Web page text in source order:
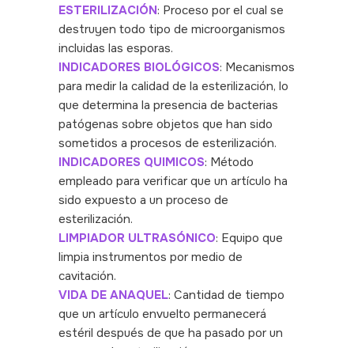
ESTERILIZACIÓN: Proceso por el cual se
destruyen todo tipo de microorganismos
incluidas las esporas.
INDICADORES BIOLÓGICOS: Mecanismos
para medir la calidad de la esterilización, lo
que determina la presencia de bacterias
patógenas sobre objetos que han sido
sometidos a procesos de esterilización.
INDICADORES QUIMICOS: Método
empleado para verificar que un artículo ha
sido expuesto a un proceso de
esterilización.
LIMPIADOR ULTRASÓNICO: Equipo que
limpia instrumentos por medio de
cavitación.
VIDA DE ANAQUEL: Cantidad de tiempo
que un artículo envuelto permanecerá
estéril después de que ha pasado por un